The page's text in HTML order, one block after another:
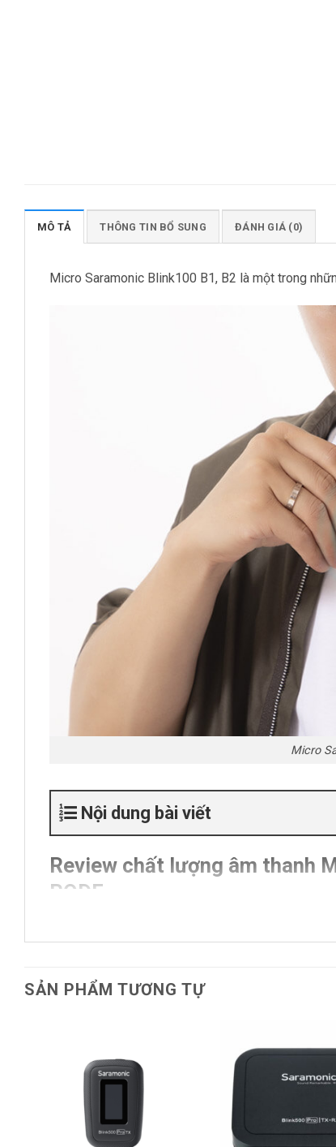
MÔ TẢ THÔNG TIN BỔ SUNG ĐÁNH GIÁ (0)
Micro Saramonic Blink100 B1, B2 là một trong
Micro
Nội dung bài viết
Review chất lượng âm thanh
RODE
SẢN PHẨM TƯƠNG TỰ